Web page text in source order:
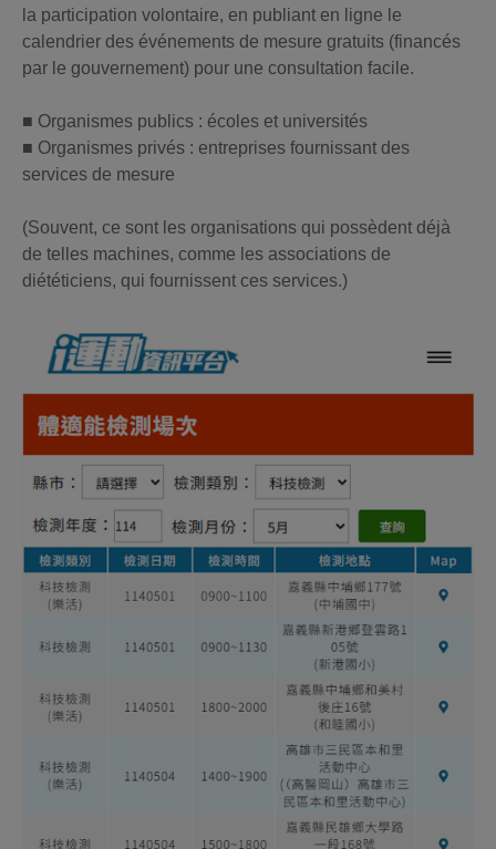
la participation volontaire, en publiant en ligne le
calendrier des événements de mesure gratuits (financés
par le gouvernement) pour une consultation facile.
■ Organismes publics : écoles et universités
■ Organismes privés : entreprises fournissant des
services de mesure
(Souvent, ce sont les organisations qui possèdent déjà
de telles machines, comme les associations de
diététiciens, qui fournissent ces services.)